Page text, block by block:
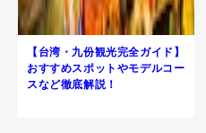
【台湾・九份観光完全ガイド】
おすすめスポットやモデルコー
スなど徹底解説！